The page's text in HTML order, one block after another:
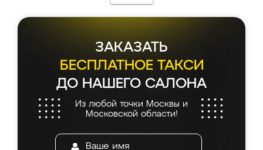
ЗАКАЗАТЬ
БЕСПЛАТНОЕ ТАКСИ
ДО НАШЕГО САЛОНА
Из любой точки Москвы и
Московской области!